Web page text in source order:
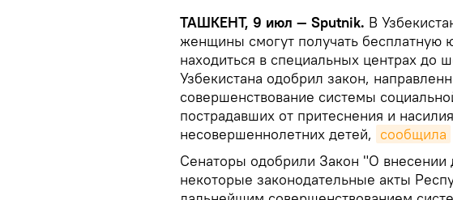
ТАШКЕНТ, 9 июл — Sputnik. В
женщины смогут получать бесплатную
находиться в специальных центрах до
Узбекистана одобрил закон,
совершенствование системы
пострадавших от притеснения и
несовершеннолетних детей, сообщила
Сенаторы одобрили Закон "О
некоторые законодательные акты